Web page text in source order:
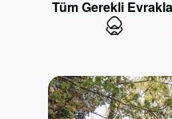
Tüm Gerekli